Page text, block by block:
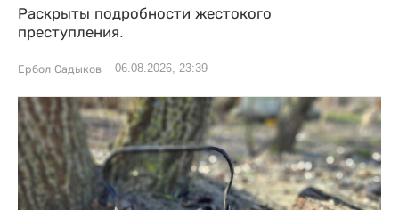
Раскрыты подробности жестокого
преступления.
Ербол Садыков 06.08.2026, 23:39